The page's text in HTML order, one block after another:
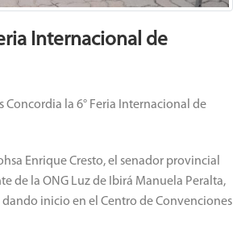
Internacional de
Concordia la 6° Feria Internacional de
Enrique Cresto, el senador provincial
de la ONG Luz de Ibirá Manuela Peralta,
inicio en el Centro de Convenciones